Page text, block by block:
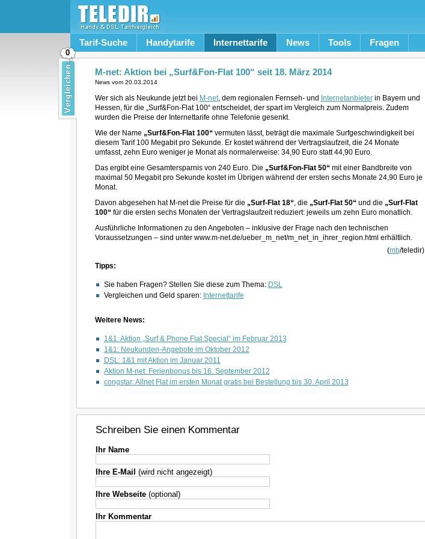
Tarif-Suche Handytarife Internettarife News Tools Fragen
M-net: Aktion bei „Surf&Fon-Flat 100“ seit 18. März 2014
News vom 20.03.2014
Wer sich als Neukunde jetzt bei M-net, dem regionalen Fernseh- und Internetanbieterin Bayern und
Hessen, für die „Surf&Fon-Flat 100“ entscheidet, der spart im Vergleich zum Normalpreis. Zudem
wurden die Preise der Internettarife ohne Telefonie gesenkt.
Wie der Name „Surf&Fon-Flat 100“vermuten lässt, beträgt die maximale Surfgeschwindigkeit bei
diesem Tarif 100 Megabit pro Sekunde. Er kostet während der Vertragslaufzeit, die 24 Monate
umfasst, zehn Euro weniger je Monat als normalerweise: 34,90 Euro statt 44,90 Euro.
Das ergibt eine Gesamtersparnis von 240 Euro. Die „Surf&Fon-Flat 50“mit einer Bandbreite von
maximal 50 Megabit pro Sekunde kostet im Übrigen während der ersten sechs Monate 24,90 Euro je
Monat.
Davon abgesehen hat M-net die Preise für die „Surf-Flat 18“, die „Surf-Flat 50“und die „Surf-Flat
100“für die ersten sechs Monaten der Vertragslaufzeit reduziert: jeweils um zehn Euro monatlich.
Ausführliche Informationen zu den Angeboten – inklusive der Frage nach den technischen
Voraussetzungen – sind unter www.m-net.de/ueber_m_net/m_net_in_ihrer_region.html erhältlich.
(mb/teledir)
Tipps:
Sie haben Fragen? Stellen Sie diese zum Thema: DSL
Vergleichen und Geld sparen: Internettarife
Weitere News:
1&1: Aktion „Surf & Phone Flat Special“ im Februar 2013
1&1: Neukunden-Angebote im Oktober 2012
DSL: 1&1 mit Aktion im Januar 2011
Aktion M-net: Ferienbonus bis 16. September 2012
congstar: Allnet Flat im ersten Monat gratis bei Bestellung bis 30. April 2013
Schreiben Sie einen Kommentar
Ihr Name
Ihre E-Mail (wird nicht angezeigt)
Ihre Webseite(optional)
Ihr Kommentar
0